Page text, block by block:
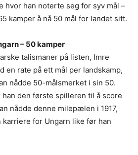
hvor han noterte seg for syv mål –
kamper å nå 50 mål for landet sitt.
– 50 kamper
talismaner på listen, Imre
en rate på ett mål per landskamp,
nådde 50-målsmerket i sin 50.
han den første spilleren til å score
nådde denne milepælen i 1917,
karriere for Ungarn like før han